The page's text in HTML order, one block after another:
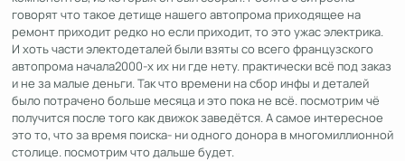
говорят что такое детище нашего автопрома приходящее на
ремонт приходит редко но если приходит, то это ужас электрика.
И хоть части электодеталей были взяты со всего французского
автопрома начала2000-х их ни где нету. практически всё под заказ
и не за малые деньги. Так что времени на сбор инфы и деталей
было потрачено больше месяца и это пока не всё. посмотрим чё
получится после того как движок заведётся. А самое интересное
это то, что за время поиска- ни одного донора в многомиллионной
столице. посмотрим что дальше будет.